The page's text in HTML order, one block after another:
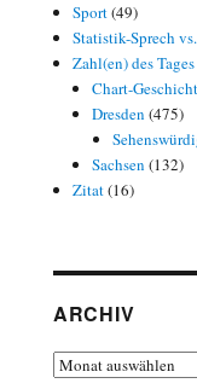
Sport(49)
Statistik-Sprech
Zahl(en) des Tages
Chart-
Dresden (475)
Sachsen (132)
Zitat(16)
ARCHIV
Archiv